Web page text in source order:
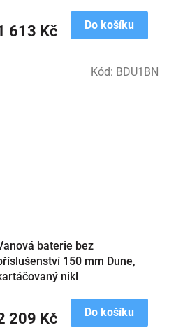
613 Kč Do košíku
baterie bez
150 mm Dune,
nikl
209 Kč Do košíku
Kód: BDU1BN